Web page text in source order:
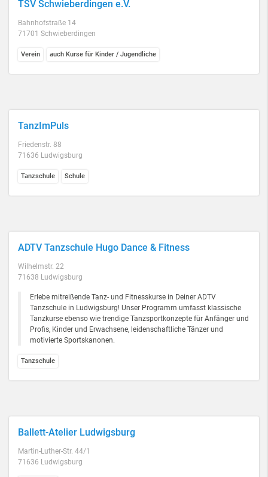
TSV Schwieberdingen e.V.
Bahnhofstraße 14
71701 Schwieberdingen
Verein auch Kurse für Kinder / Jugendliche
TanzImPuls
Friedenstr. 88
71636 Ludwigsburg
Tanzschule Schule
ADTV Tanzschule Hugo Dance & Fitness
Wilhelmstr. 22
71638 Ludwigsburg
Erlebe mitreißende Tanz- und Fitnesskurse in Deiner ADTV
Tanzschule in Ludwigsburg! Unser Programm umfasst klassische
Tanzkurse ebenso wie trendige Tanzsportkonzepte für Anfänger und
Profis, Kinder und Erwachsene, leidenschaftliche Tänzer und
motivierte Sportskanonen.
Tanzschule
Ballett-Atelier Ludwigsburg
Martin-Luther-Str. 44/1
71636 Ludwigsburg